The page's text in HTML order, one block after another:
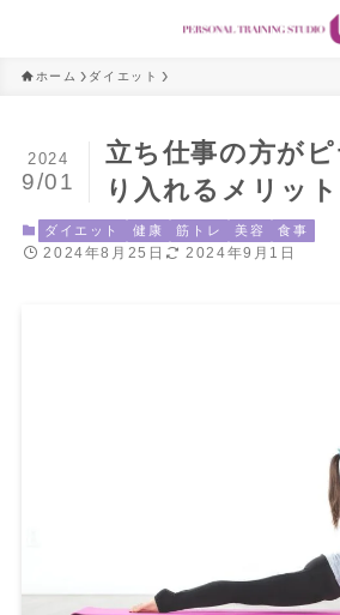
ホーム ダイエット
立ち仕事の方が
り入れるメリット
2024
9/01
ダイエット 健康 筋トレ 美容 食事
2024年8月25日 2024年9月1日